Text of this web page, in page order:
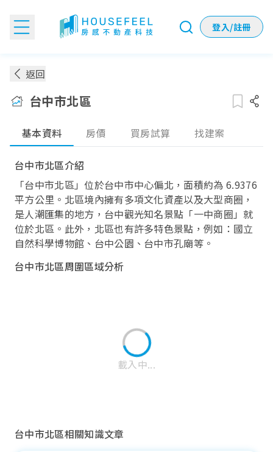
登入/註冊
返回
台中市北區
基本資料 房價 買房試算 找建案
台中市北區介紹
「台中市北區」位於台中市中心偏北，面積約為 6.9376
平方公里。北區境內擁有多項文化資產以及大型商圈，
是人潮匯集的地方，台中觀光知名景點「一中商圈」就
位於北區。此外，北區也有許多特色景點，例如：國立
自然科學博物館、台中公園、台中市孔廟等。
台中市北區周圍區域分析
載入中...
台中市北區相關知識文章